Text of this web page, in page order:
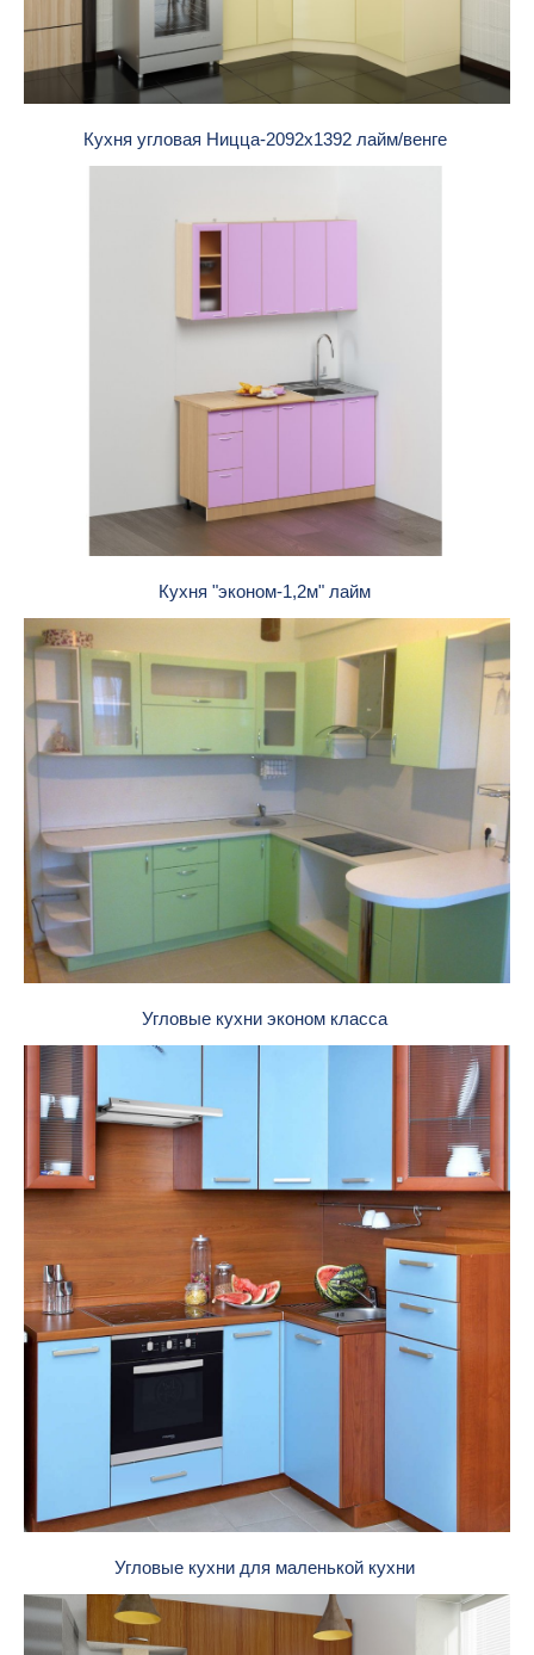
Кухня угловая Ницца-2092x1392 лайм/венге
Кухня "эконом-1,2м" лайм
Угловые кухни эконом класса
Угловые кухни для маленькой кухни